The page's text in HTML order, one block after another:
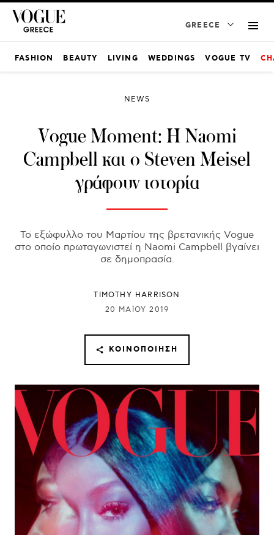
GREECE
FASHION BEAUTY LIVING WEDDINGS VOGUE TV
NEWS
Vogue Moment: Η Naomi
Campbell και ο Steven Meisel
γράφουν ιστορία
Το εξώφυλλο του Μαρτίου της βρετανικής Vogue
στο οποίο πρωταγωνιστεί η Naomi Campbell βγαίνει
σε δημοπρασία.
TIMOTHY HARRISON
20 ΜΑΪ́ΟΥ 2019
ΚΟΙΝΟΠΟΊΗΣΗ